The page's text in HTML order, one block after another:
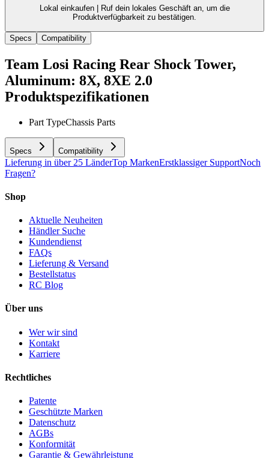
Lokal einkaufen |
Ruf dein lokales Geschäft an, um die
Produktverfügbarkeit zu bestätigen.
Specs Compatibility
Team Losi Racing Rear Shock Tower,
Aluminum: 8X, 8XE 2.0
Produktspezifikationen
Part TypeChassis Parts
Specs Compatibility
Lieferung in über 25 LänderTop MarkenErstklassiger SupportNoch
Fragen?
Shop
Aktuelle Neuheiten
Händler Suche
Kundendienst
FAQs
Lieferung & Versand
Bestellstatus
RC Blog
Über uns
Wer wir sind
Kontakt
Karriere
Rechtliches
Patente
Geschützte Marken
Datenschutz
AGBs
Konformität
Garantie & Gewährleistung